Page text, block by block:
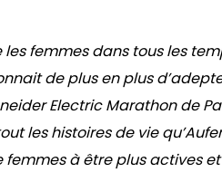
femmes dans tous les
de plus en plus
Electric Marathon de
les histoires de vie
à être plus actives